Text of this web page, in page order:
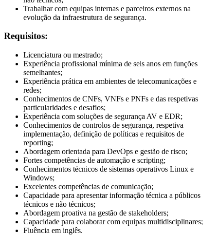
Trabalhar com equipas internas e parceiros externos na
evolução da infraestrutura de segurança.
Requisitos:
Licenciatura ou mestrado;
Experiência profissional mínima de seis anos em funções
semelhantes;
Experiência prática em ambientes de telecomunicações e
redes;
Conhecimentos de CNFs, VNFs e PNFs e das respetivas
particularidades e desafios;
Experiência com soluções de segurança AV e EDR;
Conhecimentos de controlos de segurança, respetiva
implementação, definição de políticas e requisitos de
reporting;
Abordagem orientada para DevOps e gestão de risco;
Fortes competências de automação e scripting;
Conhecimentos técnicos de sistemas operativos Linux e
Windows;
Excelentes competências de comunicação;
Capacidade para apresentar informação técnica a públicos
técnicos e não técnicos;
Abordagem proativa na gestão de stakeholders;
Capacidade para colaborar com equipas multidisciplinares;
Fluência em inglês.